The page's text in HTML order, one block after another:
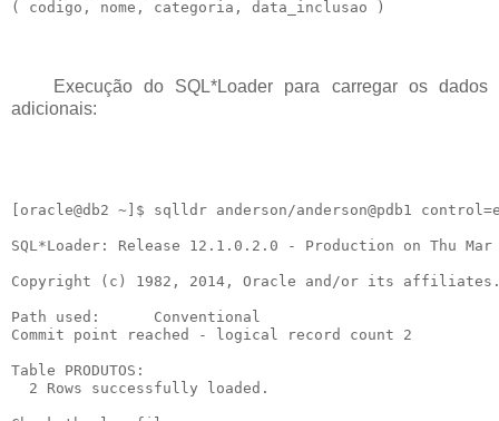
Execução do SQL*Loader para carregar os dados
adicionais:
[oracle@db2 ~]$ sqlldr anderson/anderson@pdb1
SQL*Loader: Release 12.1.0.2.0 - Production on Thu Mar
Copyright (c) 1982, 2014, Oracle and/or its
Path used:      Conventional
Commit point reached - logical record count 2
Table PRODUTOS:
  2 Rows successfully loaded.